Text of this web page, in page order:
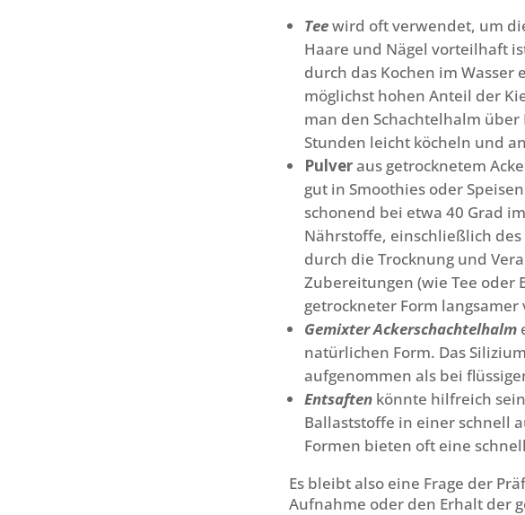
Teewird oft verwendet, um
Haare und Nägel vorteilhaft
durch das Kochen im
möglichst hohen Anteil der
man den Schachtelhalm
Stunden leicht köcheln und
Pulveraus getrocknetem
gut in Smoothies oder
schonend bei etwa 40 Grad
Nährstoffe, einschließlich
durch die Trocknung und
Zubereitungen (wie Tee oder
getrockneter Form
Gemixter Ackerschachtelhalm
natürlichen Form. Das
aufgenommen als bei
Entsaften könnte hilfreich
Ballaststoffe in einer schnell
Formen bieten oft eine
Es bleibt also eine Frage der
Aufnahme oder den Erhalt der